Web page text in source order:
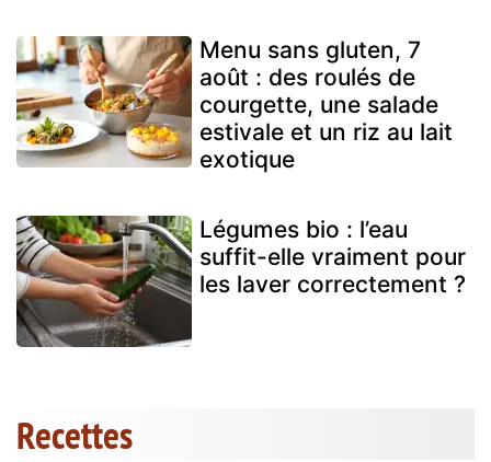
Menu sans gluten, 7
août : des roulés de
courgette, une salade
estivale et un riz au lait
exotique
Légumes bio : l’eau
suffit-elle vraiment pour
les laver correctement ?
Recettes